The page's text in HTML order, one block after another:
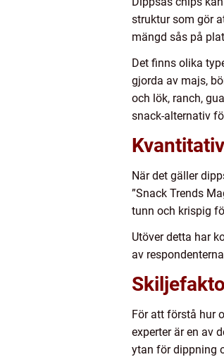
struktur som gör
mängd sås på
Det finns olika
gjorda av majs,
och lök, ranch,
snack-alternativ
När det gäller
”Snack Trends
tunn och krispig
Utöver detta har
av
För att förstå hur
experter är en av
ytan för dippning